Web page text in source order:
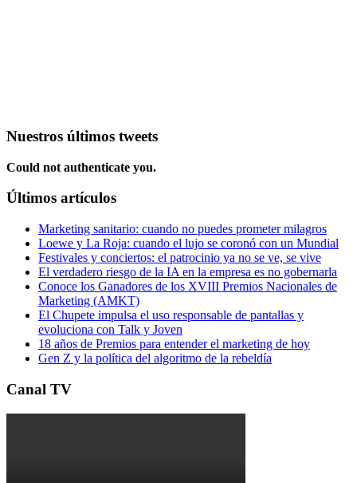
Nuestros últimos tweets
Could not authenticate you.
Últimos artículos
Marketing sanitario: cuando no puedes prometer milagros
Loewe y La Roja: cuando el lujo se coronó con un Mundial
Festivales y conciertos: el patrocinio ya no se ve, se vive
El verdadero riesgo de la IA en la empresa es no gobernarla
Conoce los Ganadores de los XVIII Premios Nacionales de
Marketing (AMKT)
El Chupete impulsa el uso responsable de pantallas y
evoluciona con Talk y Joven
18 años de Premios para entender el marketing de hoy
Gen Z y la política del algoritmo de la rebeldía
Canal TV